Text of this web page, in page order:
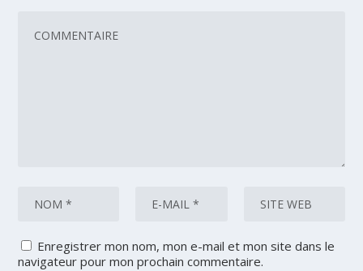
Enregistrer mon nom, mon e-mail et mon site dans le
navigateur pour mon prochain commentaire.